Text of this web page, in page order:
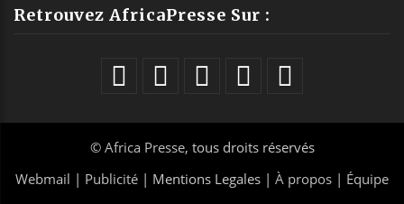
Retrouvez AfricaPresse Sur :
© Africa Presse, tous droits réservés
Webmail | Publicité | Mentions Legales | À propos | Équipe